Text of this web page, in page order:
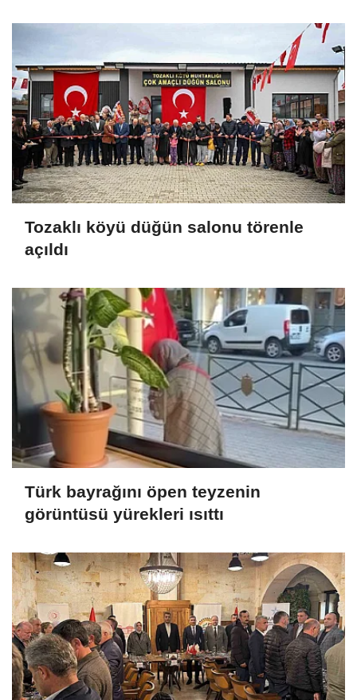
Tozaklı köyü düğün salonu törenle
açıldı
Türk bayrağını öpen teyzenin
görüntüsü yürekleri ısıttı